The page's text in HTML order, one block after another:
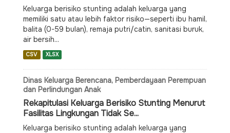
Keluarga berisiko stunting adalah keluarga yang
memiliki satu atau lebih faktor risiko—seperti ibu hamil,
balita (0-59 bulan), remaja putri/catin, sanitasi buruk,
air bersih...
CSV XLSX
Dinas Keluarga Berencana, Pemberdayaan Perempuan
dan Perlindungan Anak
Rekapitulasi Keluarga Berisiko Stunting Menurut
Fasilitas Lingkungan Tidak Se...
Keluarga berisiko stunting adalah keluarga yang